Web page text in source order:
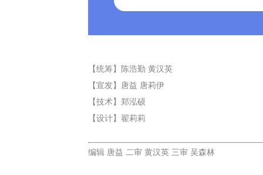
【统筹】陈浩勤 黄汉英
【宣发】唐益 唐莉伊
【技术】郑泓硕
【设计】翟莉莉
编辑 唐益 二审 黄汉英 三审 吴森林